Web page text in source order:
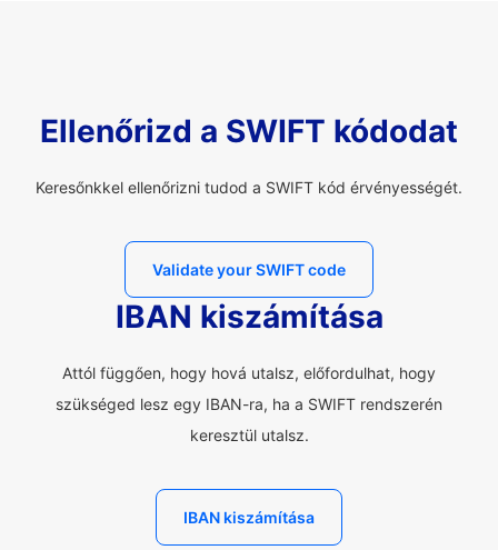
Ellenőrizd a SWIFT kódodat
Keresőnkkel ellenőrizni tudod a SWIFT kód érvényességét.
Validate your SWIFT code
IBAN kiszámítása
Attól függően, hogy hová utalsz, előfordulhat, hogy
szükséged lesz egy IBAN-ra, ha a SWIFT rendszerén
keresztül utalsz.
IBAN kiszámítása